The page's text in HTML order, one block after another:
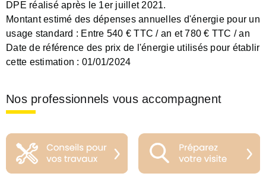
DPE réalisé après le 1er juillet 2021.
Montant estimé des dépenses annuelles d'énergie pour un
usage standard : Entre 540 € TTC / an et 780 € TTC / an
Date de référence des prix de l'énergie utilisés pour établir
cette estimation : 01/01/2024
Nos professionnels vous accompagnent